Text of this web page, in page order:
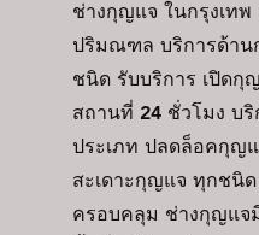
ช่างกุญแจ ในกรุงเทพ
ปริมณฑล บริการด้า
ชนิด รับบริการ เปิดกุ
สถานที่ 24 ชั่วโมง บริ
ประเภท ปลดล็อคกุญ
สะเดาะกุญแจ ทุกชนิ
ครอบคลุม ช่างกุญแจ